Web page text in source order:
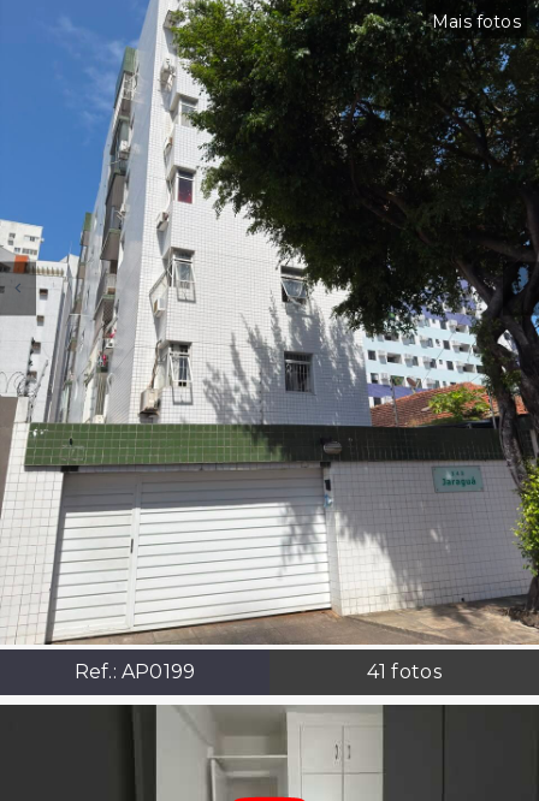
Mais fotos
Ref.: AP0199 41 fotos